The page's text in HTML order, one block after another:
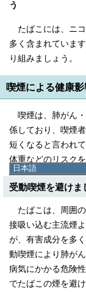
日本語
日本語
English
简体中文
繁體中文
う
たばこには、ニ
多く含まれていま
り組みましょう。
喫煙による健康
喫煙は、肺がん・
係しており、喫煙
短くなると言われ
体重などのリスクを
受動喫煙を避けま
たばこは、周囲の
接吸い込む主流煙
が、有害成分を多
動喫煙により肺が
病気にかかる危険
でたばこの煙を避